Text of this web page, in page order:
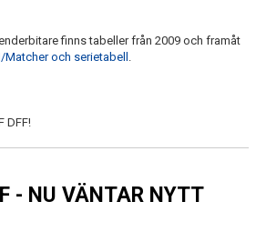
finns tabeller från 2009 och framåt
Matcher och serietabell .
DFF!
- NU VÄNTAR NYTT